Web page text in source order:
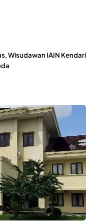
Wisudawan IAIN Kendari
Dilaporkan ke Polda